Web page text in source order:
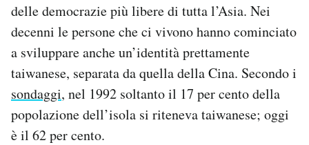
delle democrazie più libere di tutta l’Asia. Nei
decenni le persone che ci vivono hanno cominciato
a sviluppare anche un’identità prettamente
taiwanese, separata da quella della Cina. Secondo i
sondaggi, nel 1992 soltanto il 17 per cento della
popolazione dell’isola si riteneva taiwanese; oggi
è il 62 per cento.